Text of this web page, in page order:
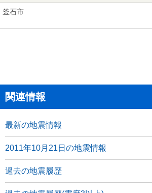
釜石市
関連情報
最新の地震情報
2011年10月21日の地震情報
過去の地震履歴